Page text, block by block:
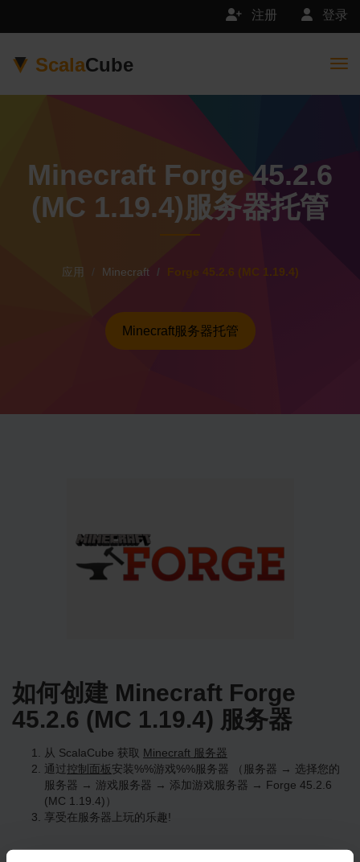
登录
注册
ScalaCube
Minecraft Forge 45.2.6
(MC 1.19.4)服务器托管
应用 Minecraft Forge 45.2.6 (MC 1.19.4)
Minecraft服务器托管
如何创建 Minecraft Forge
45.2.6 (MC 1.19.4) 服务器
从 ScalaCube 获取 Minecraft 服务器
通过控制面板安装%%游戏%%服务器 （服务器 → 选择您的
服务器 → 游戏服务器 → 添加游戏服务器 → Forge 45.2.6
(MC 1.19.4)）
享受在服务器上玩的乐趣!